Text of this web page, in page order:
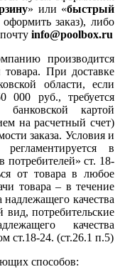
» или «быстрый
заказ), либо
info@poolbox.ru
производится
При доставке
области, если
000 руб., требуется
картой
на расчетный счет)
заказа. Условия и
в
потребителей» ст. 18-
от товара в любое
товара – в течение
качества
потребительские
качества
ст.18-24. (ст.26.1 п.5)
способов: